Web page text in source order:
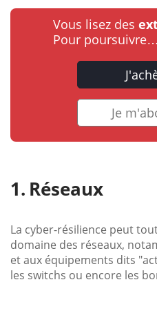
Vous lisez des
Pour poursuivre…
Je
Réseaux
La cyber-résilience peut
domaine des réseaux,
et aux équipements dits
les switchs ou encore les